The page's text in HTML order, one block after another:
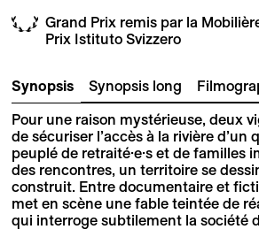
Grand Prix remis par la
Prix Istituto Svizzero
Synopsis Synopsis long
Pour une raison mystérieuse, deux
de sécuriser lʼaccès à la rivière dʼun
peuplé de retraité·e·s et de familles
des rencontres, un territoire se
construit. Entre documentaire et
met en scène une fable teintée de
qui interroge subtilement la société